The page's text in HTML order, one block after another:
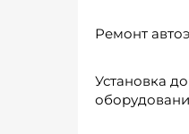
Ремонт
Установка